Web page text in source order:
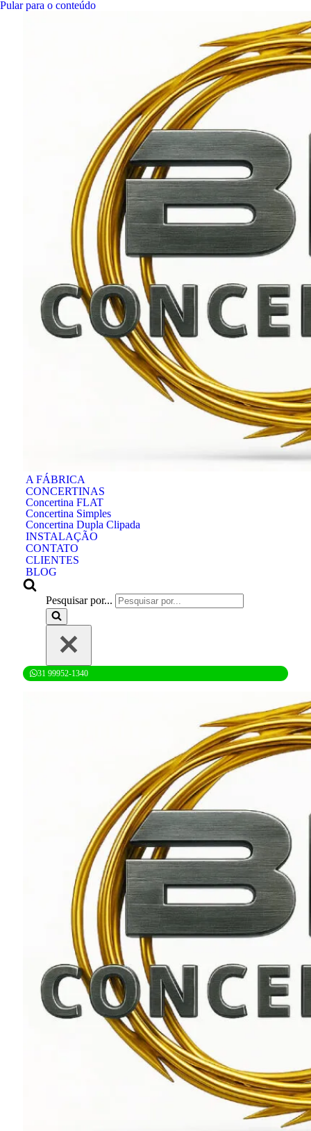
Pular para o conteúdo
A FÁBRICA
CONCERTINAS
Concertina FLAT
Concertina Simples
Concertina Dupla Clipada
INSTALAÇÃO
CONTATO
CLIENTES
BLOG
Pesquisar por...
31 99952-1340